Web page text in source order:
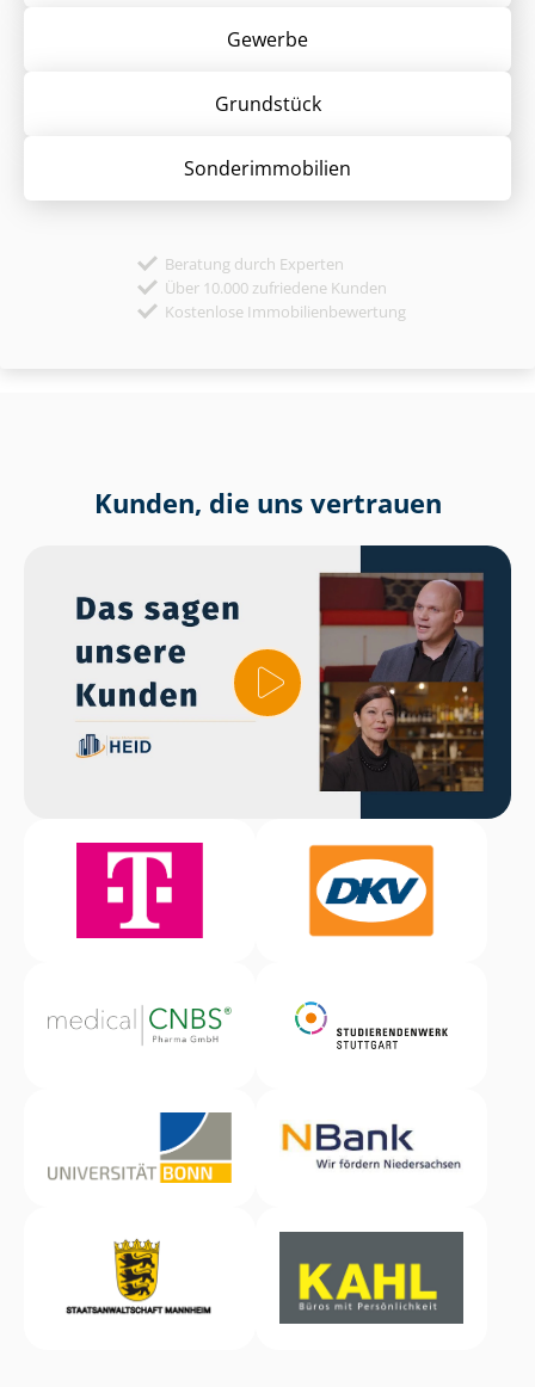
Gewerbe
Grund­stück
Sonder­immobilien
Beratung durch Experten
Über 10.000 zufriedene Kunden
Kostenlose Immobilienbewertung
Kunden, die uns vertrauen